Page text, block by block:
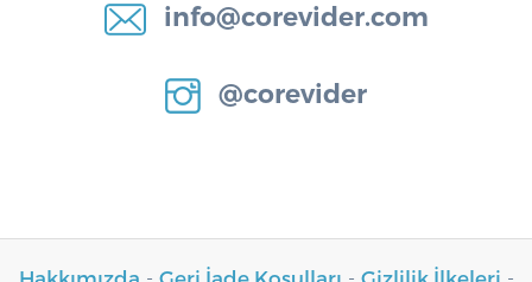
info@corevider.com
@corevider